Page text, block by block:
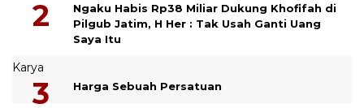
Ngaku Habis Rp38 Miliar Dukung Khofifah di
Pilgub Jatim, H Her : Tak Usah Ganti Uang
Saya Itu
Karya
Harga Sebuah Persatuan